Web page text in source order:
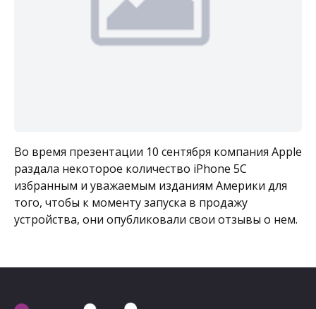
Во время презентации 10 сентября компания Apple
раздала некоторое количество iPhone 5C
избранным и уважаемым изданиям Америки для
того, чтобы к моменту запуска в продажу
устройства, они опубликовали свои отзывы о нем.